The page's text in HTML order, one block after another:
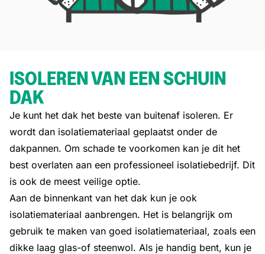
ISOLEREN VAN EEN SCHUIN
DAK
Je kunt het dak het beste van buitenaf isoleren. Er
wordt dan isolatiemateriaal geplaatst onder de
dakpannen. Om schade te voorkomen kan je dit het
best overlaten aan een professioneel isolatiebedrijf. Dit
is ook de meest veilige optie.
Aan de binnenkant van het dak kun je ook
isolatiemateriaal aanbrengen. Het is belangrijk om
gebruik te maken van goed isolatiemateriaal, zoals een
dikke laag glas-of steenwol. Als je handig bent, kun je